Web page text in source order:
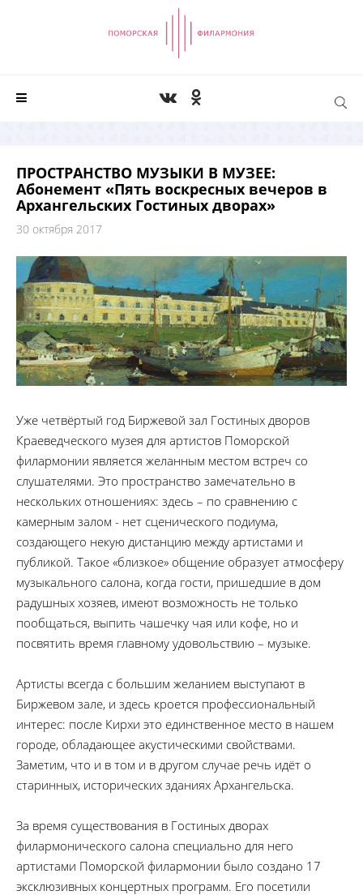
ПРОСТРАНСТВО МУЗЫКИ В МУЗЕЕ:
Абонемент «Пять воскресных вечеров в
Архангельских Гостиных дворах»
30 октября 2017
Уже четвёртый год Биржевой зал Гостиных дворов
Краеведческого музея для артистов Поморской
филармонии является желанным местом встреч со
слушателями. Это пространство замечательно в
нескольких отношениях: здесь – по сравнению с
камерным залом - нет сценического подиума,
создающего некую дистанцию между артистами и
публикой. Такое «близкое» общение образует атмосферу
музыкального салона, когда гости, пришедшие в дом
радушных хозяев, имеют возможность не только
пообщаться, выпить чашечку чая или кофе, но и
посвятить время главному удовольствию – музыке.
Артисты всегда с большим желанием выступают в
Биржевом зале, и здесь кроется профессиональный
интерес: после Кирхи это единственное место в нашем
городе, обладающее акустическими свойствами.
Заметим, что и в том и в другом случае речь идёт о
старинных, исторических зданиях Архангельска.
За время существования в Гостиных дворах
филармонического салона специально для него
артистами Поморской филармонии было создано 17
эксклюзивных концертных программ. Его посетили